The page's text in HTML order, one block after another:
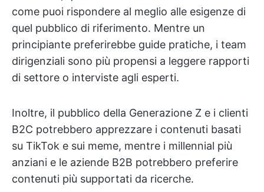
come puoi rispondere al meglio alle esigenze di
quel pubblico di riferimento. Mentre un
principiante preferirebbe guide pratiche, i team
dirigenziali sono più propensi a leggere rapporti
di settore o interviste agli esperti.
Inoltre, il pubblico della Generazione Z e i clienti
B2C potrebbero apprezzare i contenuti basati
su TikTok e sui meme, mentre i millennial più
anziani e le aziende B2B potrebbero preferire
contenuti più supportati da ricerche.